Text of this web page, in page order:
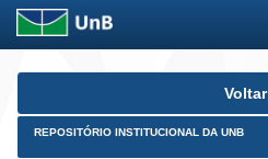
Skip
Voltar
REPOSITÓRIO INSTITUCIONAL DA UNB